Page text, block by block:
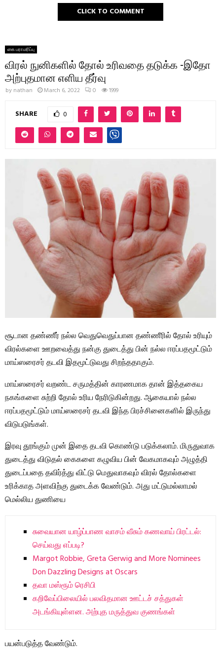
CLICK TO COMMENT
கை பராமரிப்பு
விரல் நுனிகளில் தோல் உரிவதை தடுக்க -இதோ
அற்புதமான எளிய தீர்வு
by nathan March 6, 2022 0 1999
SHARE 0
சூடான தண்ணீர் நல்ல வெதுவெதுப்பான தண்ணீரில் தோல் உரியும்
விரல்களை ஊறவைத்து நன்கு துடைத்து பின் நல்ல ஈரப்பதமூட்டும்
மாய்ஸரைசர் தடவி இதமூட்டுவது சிறந்ததாகும்.
மாய்ஸரைசர் வறண்ட சருமத்தின் காரணமாக தான் இத்தகைய
நகங்களை சுற்றி தோல் உரிய நேரிடுகின்றது. ஆகையால் நல்ல
ஈரப்பதமூட்டும் மாய்ஸரைசர் தடவி இந்த பிரச்சினைகளில் இருந்து
விடுபடுங்கள்.
இரவு தூங்கும் முன் இதை தடவி கொண்டு படுக்கலாம். மிருதுவாக
துடைத்து விடுதல் கைகளை கழுவிய பின் வேகமாகவும் அழுத்தி
துடைப்பதை தவிர்த்து விட்டு மெதுவாகவும் விரல் தோல்களை
உரிக்காத அளவிற்கு துடைக்க வேண்டும். அது மட்டுமல்லாமல்
மெல்லிய துணியை
சுவையான யாழ்ப்பாண வாசம் வீசும் கணவாய் பிரட்டல்:
செய்வது எப்படி?
Margot Robbie, Greta Gerwig and More Nominees
Don Dazzling Designs at Oscars
தவா மஸ்ரூம் ரெசிபி
கறிவேப்பிலையில் பலவிதமான ஊட்டச் சத்துகள்
அடங்கியுள்ளன. அற்புத மருத்துவ குணங்கள்
பயன்படுத்த வேண்டும்.